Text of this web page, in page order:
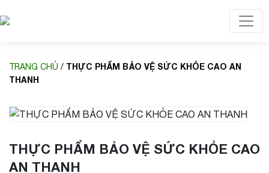
TRANG CHỦ / THỰC PHẨM BẢO VỆ SỨC KHỎE CAO AN
THANH
THỰC PHẨM BẢO VỆ SỨC KHỎE CAO
AN THANH